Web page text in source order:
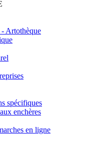
Artothèque
spécifiques
enchères
en ligne